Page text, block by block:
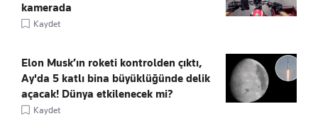
kamerada
Kaydet
Elon Musk’ın roketi kontrolden çıktı,
Ay'da 5 katlı bina büyüklüğünde delik
açacak! Dünya etkilenecek mi?
Kaydet